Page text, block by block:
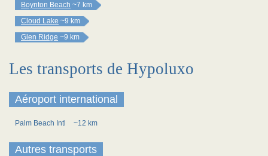
Boynton Beach ~7 km
Cloud Lake ~9 km
Glen Ridge ~9 km
Les transports de Hypoluxo
Aéroport international
Palm Beach Intl ~12 km
Autres transports